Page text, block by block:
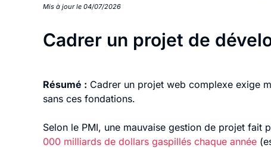
Mis à jour le 04/07/2026
Cadrer un projet de
Résumé : Cadrer un projet web complexe exige
sans ces fondations.
Selon le PMI, une mauvaise gestion de projet fait
000 milliards de dollars gaspillés chaque année